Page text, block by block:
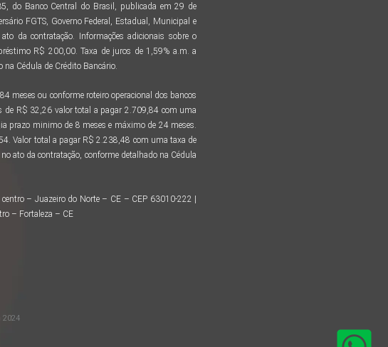
do Banco Central do Brasil, publicada em 29 de
FGTS, Governo Federal, Estadual, Municipal e
da contratação. Informações adicionais sobre o
R$ 200,00. Taxa de juros de 1,59% a.m. a
Cédula de Crédito Bancário.
meses ou conforme roteiro operacional dos bancos
de R$ 32,26 valor total a pagar 2.709,84 com uma
prazo minimo de 8 meses e máximo de 24 meses.
Valor total a pagar R$ 2.238,48 com uma taxa de
ato da contratação, conforme detalhado na Cédula
– Juazeiro do Norte – CE – CEP 63010-222 |
– Fortaleza – CE
2024